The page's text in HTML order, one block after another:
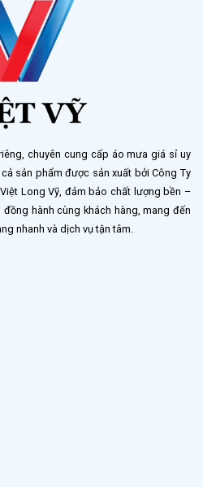
chuyên cung cấp áo mưa giá sỉ uy
sản phẩm được sản xuất bởi Công Ty
Long Vỹ, đảm bảo chất lượng bền –
hành cùng khách hàng, mang đến
nhanh và dịch vụ tận tâm.